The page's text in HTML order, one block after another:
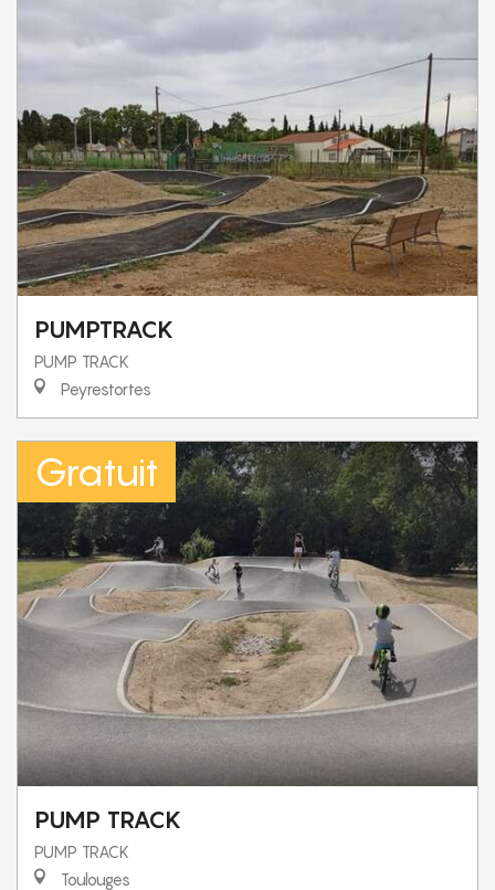
PUMPTRACK
PUMP TRACK
Peyrestortes
Gratuit
PUMP TRACK
PUMP TRACK
Toulouges